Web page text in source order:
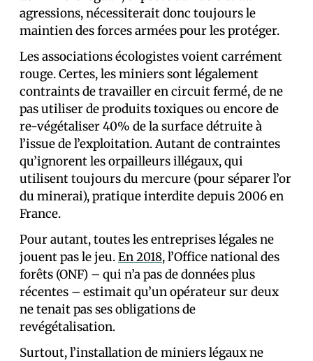
agressions, nécessiterait donc toujours le
maintien des forces armées pour les protéger.
Les associations écologistes voient carrément
rouge. Certes, les miniers sont légalement
contraints de travailler en circuit fermé, de ne
pas utiliser de produits toxiques ou encore de
re-végétaliser 40% de la surface détruite à
l’issue de l’exploitation. Autant de contraintes
qu’ignorent les orpailleurs illégaux, qui
utilisent toujours du mercure (pour séparer l’or
du minerai), pratique interdite depuis 2006 en
France.
Pour autant, toutes les entreprises légales ne
jouent pas le jeu.En 2018, l’Office national des
forêts (ONF) – qui n’a pas de données plus
récentes – estimait qu’un opérateur sur deux
ne tenait pas ses obligations de
revégétalisation.
Surtout, l’installation de miniers légaux ne